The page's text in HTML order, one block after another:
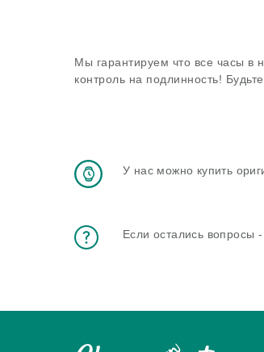
Мы гарантируем что все часы в
контроль на подлинность!
У нас можно купить
Если остались вопросы